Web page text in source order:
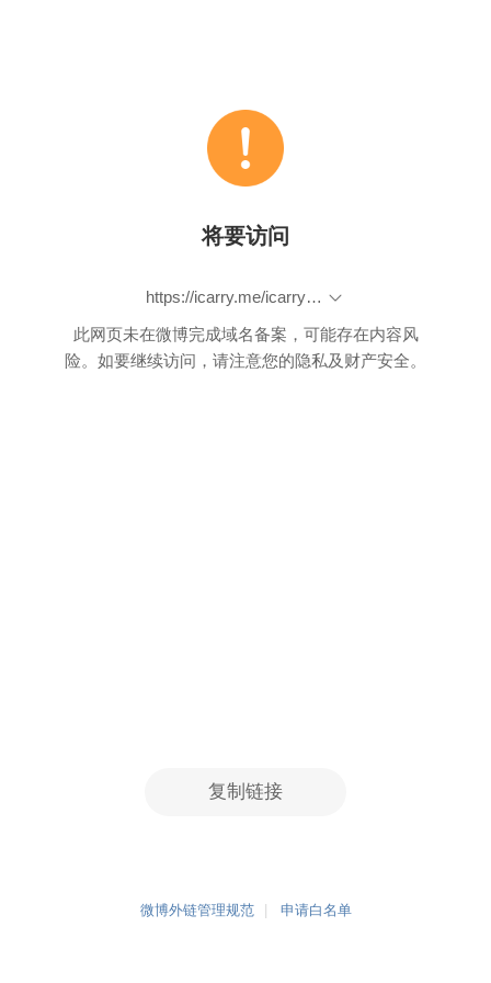
将要访问
https://icarry.me/icarry-product.php?id=198
此网页未在微博完成域名备案，可能存在内容风
险。如要继续访问，请注意您的隐私及财产安全。
复制链接
微博外链管理规范 申请白名单